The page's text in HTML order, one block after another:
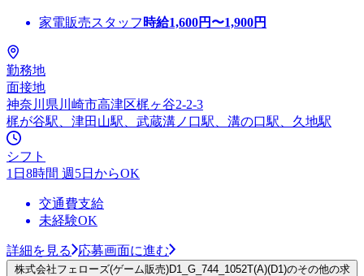
家電販売スタッフ 時給1,600円〜1,900円
勤務地
面接地
神奈川県川崎市高津区梶ヶ谷2-2-3
梶が谷駅、津田山駅、武蔵溝ノ口駅、溝の口駅、久地駅
シフト
1日8時間 週5日からOK
交通費支給
未経験OK
詳細を見る 応募画面に進む
株式会社フェローズ(ゲーム販売)D1_G_744_1052T(A)(D1)のその他の求